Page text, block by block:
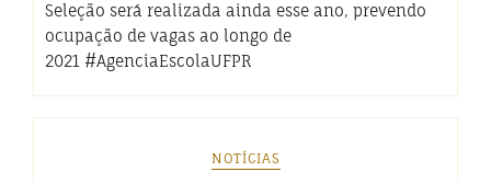
Seleção será realizada ainda esse ano, prevendo
ocupação de vagas ao longo de
2021 #AgenciaEscolaUFPR
NOTÍCIAS